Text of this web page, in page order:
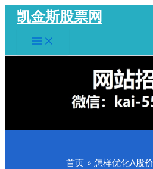
容
凯金斯股票网
Main
Menu
首页 怎样优化A股